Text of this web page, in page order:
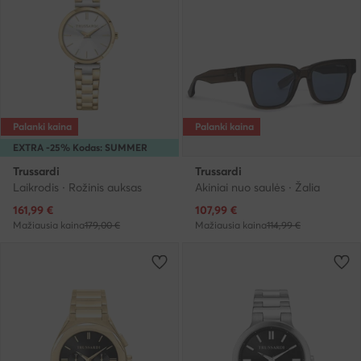
EXTRA -25% Kodas: SUMMER
Palanki kaina
Trussardi
Laikrodis · Rožinis auksas
Dabartinė kaina
161,99 €
Mažiausia kaina179,00 €
Palanki kaina
Trussardi
Akiniai nuo saulės · Žalia
Dabartinė kaina
107,99 €
Mažiausia kaina114,99 €